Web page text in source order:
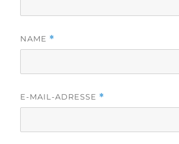
NAME *
E-MAIL-ADRESSE *